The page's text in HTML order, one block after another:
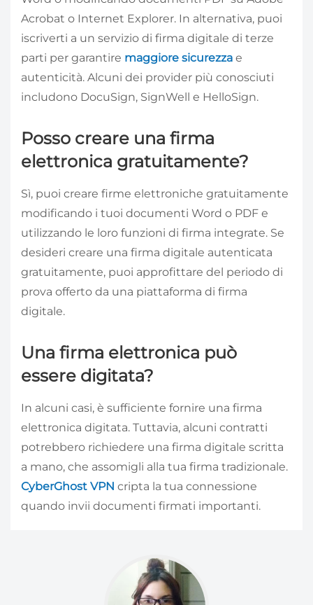
Acrobat o Internet Explorer. In alternativa, puoi
iscriverti a un servizio di firma digitale di terze
parti per garantire maggiore sicurezza e
autenticità. Alcuni dei provider più conosciuti
includono DocuSign, SignWell e HelloSign.
Posso creare una firma
elettronica gratuitamente?
Sì, puoi creare firme elettroniche gratuitamente
modificando i tuoi documenti Word o PDF e
utilizzando le loro funzioni di firma integrate. Se
desideri creare una firma digitale autenticata
gratuitamente, puoi approfittare del periodo di
prova offerto da una piattaforma di firma
digitale.
Una firma elettronica può
essere digitata?
In alcuni casi, è sufficiente fornire una firma
elettronica digitata. Tuttavia, alcuni contratti
potrebbero richiedere una firma digitale scritta
a mano, che assomigli alla tua firma tradizionale.
CyberGhost VPN cripta la tua connessione
quando invii documenti firmati importanti.